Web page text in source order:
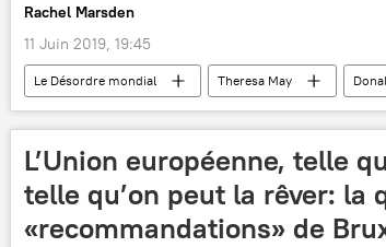
Rachel Marsden
11 Juin 2019, 19:45
Le Désordre mondial Theresa May
Londres
Meghan Markle médias
L’Union européenne, telle
telle qu’on peut la rêver: la
«recommandations» de